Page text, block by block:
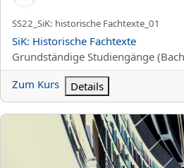
Kurzer Kursname
SS22_SiK: historische Fachtexte_01
Kursname
SiK: Historische Fachtexte
Kursbereich
Grundständige Studiengänge
Zum Kurs
Details
SS22:SiK: Lexikologie: Phraseologie -